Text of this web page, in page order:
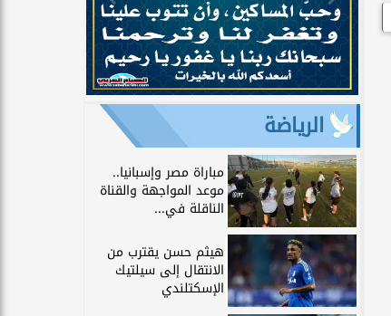
الرياضة
مباراة مصر وإسبانيا..
موعد المواجهة والقناة
الناقلة في...
هيثم حسن يقترب من
الانتقال إلى سيلتيك
الإسكتلندي